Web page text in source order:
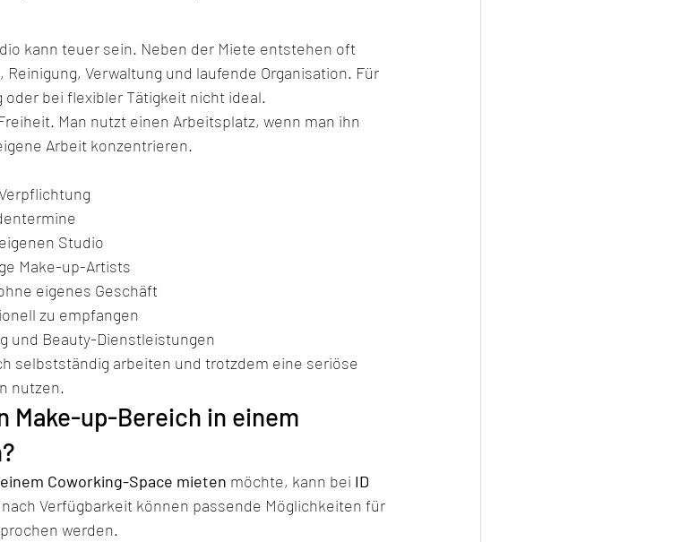
kann teuer sein. Neben der Miete entstehen oft
Verwaltung und laufende Organisation. Für
bei flexibler Tätigkeit nicht ideal.
Man nutzt einen Arbeitsplatz, wenn man ihn
Arbeit konzentrieren.
Studio
Make-up-Artists
eigenes Geschäft
zu empfangen
und Beauty-Dienstleistungen
selbstständig arbeiten und trotzdem eine seriöse
nutzen.
Make-up-Bereich in einem
Coworking-Space mieten möchte, kann bei ID
Verfügbarkeit können passende Möglichkeiten für
werden.